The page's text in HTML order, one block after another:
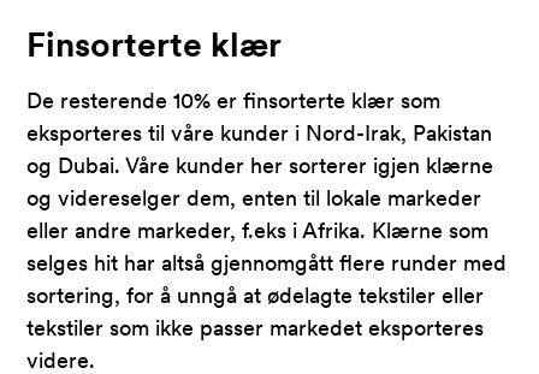
Finsorterte klær
De resterende 10% er finsorterte klær som
eksporteres til våre kunder i Nord-Irak, Pakistan
og Dubai. Våre kunder her sorterer igjen klærne
og videreselger dem, enten til lokale markeder
eller andre markeder, f.eks i Afrika. Klærne som
selges hit har altså gjennomgått flere runder med
sortering, for å unngå at ødelagte tekstiler eller
tekstiler som ikke passer markedet eksporteres
videre.